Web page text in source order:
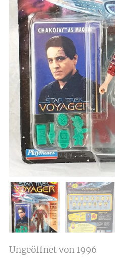
Ungeöffnet von 1996